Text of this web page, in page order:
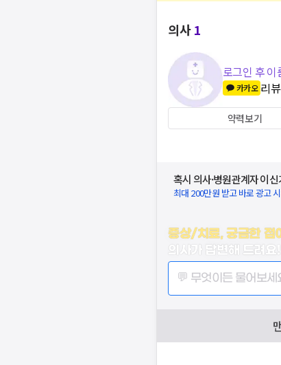
의사1
로그인 후 이
카카오 리
약력보기
혹시 의사·병원관계자 이
최대 200만원 받고 바로 광고
증상/치료, 궁금한 점
의사가 답변해 드려요!
💬 무엇이든 물어보세